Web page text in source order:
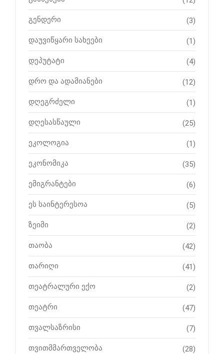
გენდერი (3)
დაუვიწყარი სახეები (1)
დეპუტატი (4)
დრო და ადამიანები (12)
დღეგრძელი (1)
დღესასწაული (25)
ეკოლოგია (1)
ეკონომიკა (35)
ემიგრანტები (6)
ეს საინტერესოა (5)
ზეიმი (2)
თაობა (42)
თარიღი (41)
თეატრალური ექო (2)
თეატრი (47)
თვალსაზრისი (7)
თვითმმართველობა (28)